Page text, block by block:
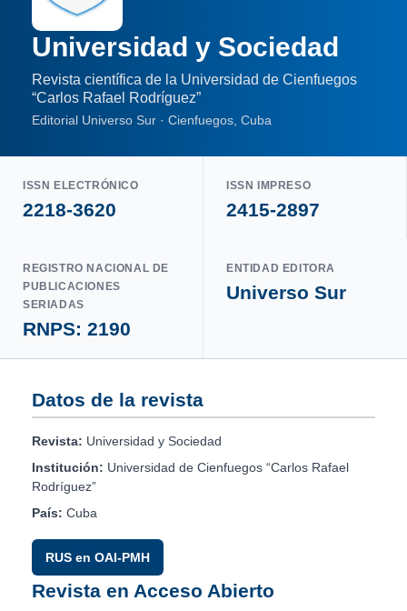
Universidad y Sociedad
Revista científica de la Universidad de Cienfuegos
“Carlos Rafael Rodríguez”
Editorial Universo Sur · Cienfuegos, Cuba
ISSN ELECTRÓNICO
2218-3620
ISSN IMPRESO
2415-2897
REGISTRO NACIONAL DE
PUBLICACIONES
SERIADAS
RNPS: 2190
ENTIDAD EDITORA
Universo Sur
Datos de la revista
Revista: Universidad y Sociedad
Institución: Universidad de Cienfuegos “Carlos Rafael
Rodríguez”
País: Cuba
RUS en OAI-PMH
Revista en Acceso Abierto